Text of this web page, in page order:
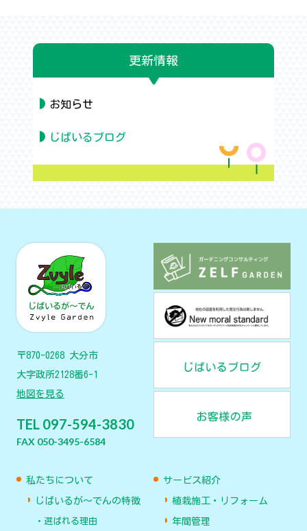
更新情報
お知らせ
じばいるブログ
〒870-0268 大分市
大字政所2128番6-1
地図を見る
TEL 097-594-3830
FAX 050-3495-6584
私たちについて
じばいるが〜でんの特徴
選ばれる理由
サービス紹介
植栽施工・リフォーム
年間管理